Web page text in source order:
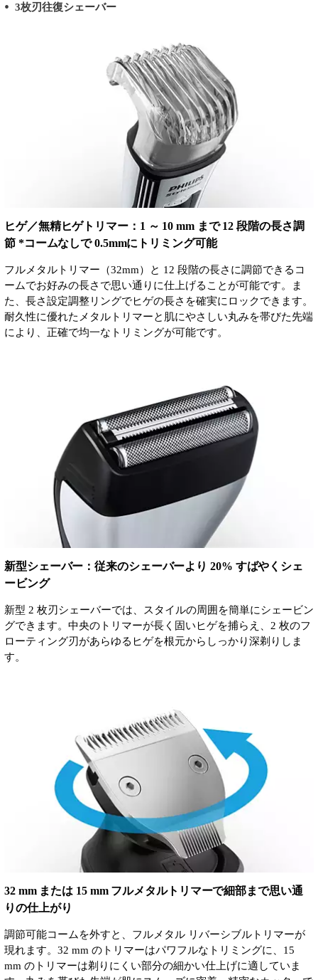
3枚刃往復シェーバー
ヒゲ／無精ヒゲトリマー：1 ～ 10 mm まで 12 段階の長さ調
節 *コームなしで 0.5mmにトリミング可能
フルメタルトリマー（32mm）と 12 段階の長さに調節できるコ
ームでお好みの長さで思い通りに仕上げることが可能です。ま
た、長さ設定調整リングでヒゲの長さを確実にロックできます。
耐久性に優れたメタルトリマーと肌にやさしい丸みを帯びた先端
により、正確で均一なトリミングが可能です。
新型シェーバー：従来のシェーバーより 20% すばやくシェ
ービング
新型 2 枚刃シェーバーでは、スタイルの周囲を簡単にシェービン
グできます。中央のトリマーが長く固いヒゲを捕らえ、2 枚のフ
ローティング刃があらゆるヒゲを根元からしっかり深剃りしま
す。
32 mm または 15 mm フルメタルトリマーで細部まで思い通
りの仕上がり
調節可能コームを外すと、フルメタル リバーシブルトリマーが
現れます。32 mm のトリマーはパワフルなトリミングに、15
mm のトリマーは剃りにくい部分の細かい仕上げに適していま